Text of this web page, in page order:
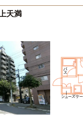
天満